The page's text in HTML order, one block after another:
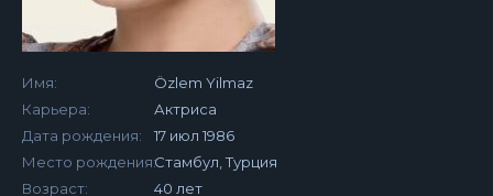
Имя:
Özlem Yilmaz
Карьера:
Актриса
Дата рождения:
17 июл 1986
Место рождения:Стамбул, Турция
Возраст:
40 лет